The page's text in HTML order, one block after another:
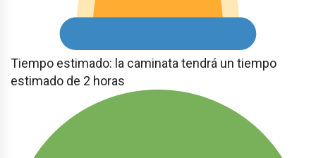
Tiempo estimado: la caminata tendrá un tiempo
estimado de 2 horas